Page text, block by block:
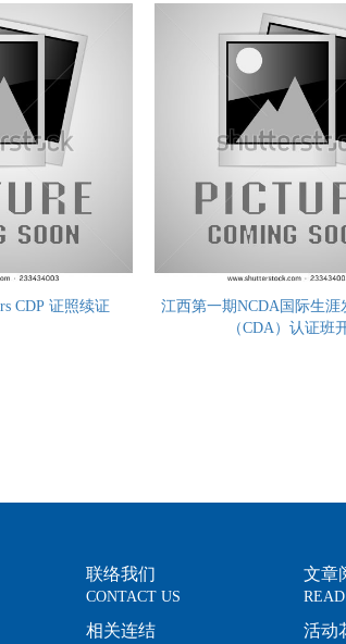
CDP 证照续证
江西第一期NCDA国际生涯
（CDA）认证班
联络我们
CONTACT US
相关连结
文章
READ
活动